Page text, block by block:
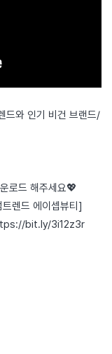
드와 인기 비건 브랜드/
로드 해주세요💖
렌드 에이셉뷰티]
bit.ly/3i12z3r